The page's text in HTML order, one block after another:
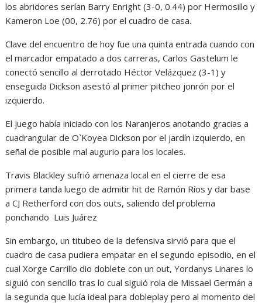
los abridores serían Barry Enright (3-0, 0.44) por Hermosillo y
Kameron Loe (00, 2.76) por el cuadro de casa.
Clave del encuentro de hoy fue una quinta entrada cuando con
el marcador empatado a dos carreras, Carlos Gastelum le
conectó sencillo al derrotado Héctor Velázquez (3-1) y
enseguida Dickson asestó al primer pitcheo jonrón por el
izquierdo.
El juego había iniciado con los Naranjeros anotando gracias a
cuadrangular de O`Koyea Dickson por el jardín izquierdo, en
señal de posible mal augurio para los locales.
Travis Blackley sufrió amenaza local en el cierre de esa
primera tanda luego de admitir hit de Ramón Ríos y dar base
a CJ Retherford con dos outs, saliendo del problema
ponchando Luis Juárez
Sin embargo, un titubeo de la defensiva sirvió para que el
cuadro de casa pudiera empatar en el segundo episodio, en el
cual Xorge Carrillo dio doblete con un out, Yordanys Linares lo
siguió con sencillo tras lo cual siguió rola de Missael Germán a
la segunda que lucía ideal para dobleplay pero al momento del